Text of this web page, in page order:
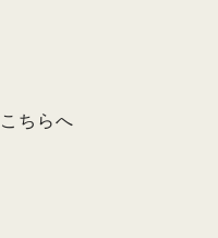
こちらへ